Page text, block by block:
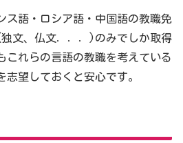
ス語・ロシア語・中国語の教職免
文、仏文．．．)のみでしか取得
これらの言語の教職を考えている
望しておくと安心です。